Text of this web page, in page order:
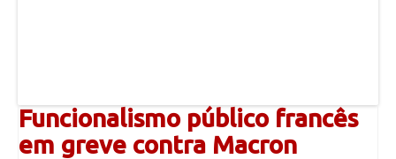
Funcionalismo público francês
em greve contra Macron